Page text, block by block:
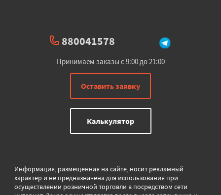
880041578
Принимаем заказы с 9:00 до 21:00
Оставить заявку
Калькулятор
Информация, размещенная на сайте, носит рекламный
характер и не предназначена для использования при
осуществлении розничной торговли в посредством сети